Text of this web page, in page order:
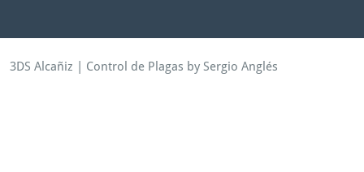
3DS Alcañiz Control de Plagas by Sergio Anglés